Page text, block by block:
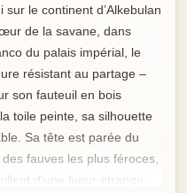
sur le continent d’Alkebulan
de la savane, dans
du palais impérial, le
résistant au partage –
son fauteuil en bois
toile peinte, sa silhouette
Sa tête est parée du
fauves les plus féroces,
d'une lueur étrange,